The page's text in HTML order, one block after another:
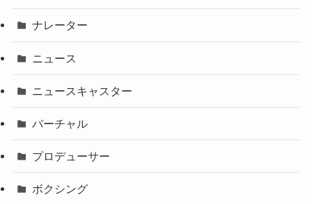
ナレーター
ニュース
ニュースキャスター
バーチャル
プロデューサー
ボクシング